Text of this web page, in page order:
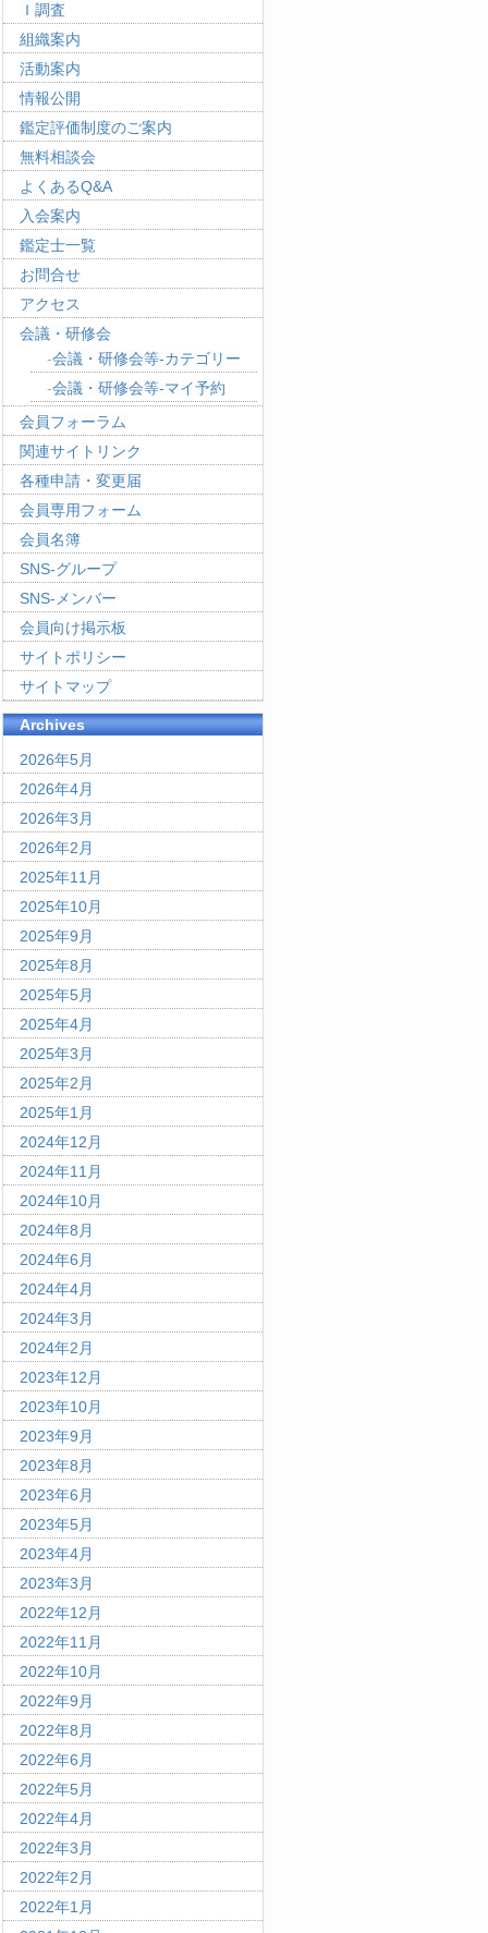
Ｉ調査
組織案内
活動案内
情報公開
鑑定評価制度のご案内
無料相談会
よくあるQ&A
入会案内
鑑定士一覧
お問合せ
アクセス
会議・研修会
会議・研修会等-カテゴリー
会議・研修会等-マイ予約
会員フォーラム
関連サイトリンク
各種申請・変更届
会員専用フォーム
会員名簿
SNS-グループ
SNS-メンバー
会員向け掲示板
サイトポリシー
サイトマップ
Archives
2026年5月
2026年4月
2026年3月
2026年2月
2025年11月
2025年10月
2025年9月
2025年8月
2025年5月
2025年4月
2025年3月
2025年2月
2025年1月
2024年12月
2024年11月
2024年10月
2024年8月
2024年6月
2024年4月
2024年3月
2024年2月
2023年12月
2023年10月
2023年9月
2023年8月
2023年6月
2023年5月
2023年4月
2023年3月
2022年12月
2022年11月
2022年10月
2022年9月
2022年8月
2022年6月
2022年5月
2022年4月
2022年3月
2022年2月
2022年1月